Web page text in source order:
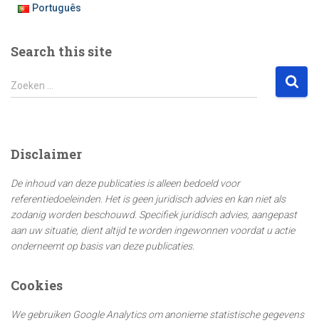
Português
Search this site
Z
o
n
a
a
r
:
Zoeken …
Disclaimer
De inhoud van deze publicaties is alleen bedoeld voor
referentiedoeleinden. Het is geen juridisch advies en kan niet als
zodanig worden beschouwd. Specifiek juridisch advies, aangepast
aan uw situatie, dient altijd te worden ingewonnen voordat u actie
onderneemt op basis van deze publicaties.
Cookies
We gebruiken Google Analytics om anonieme statistische gegevens